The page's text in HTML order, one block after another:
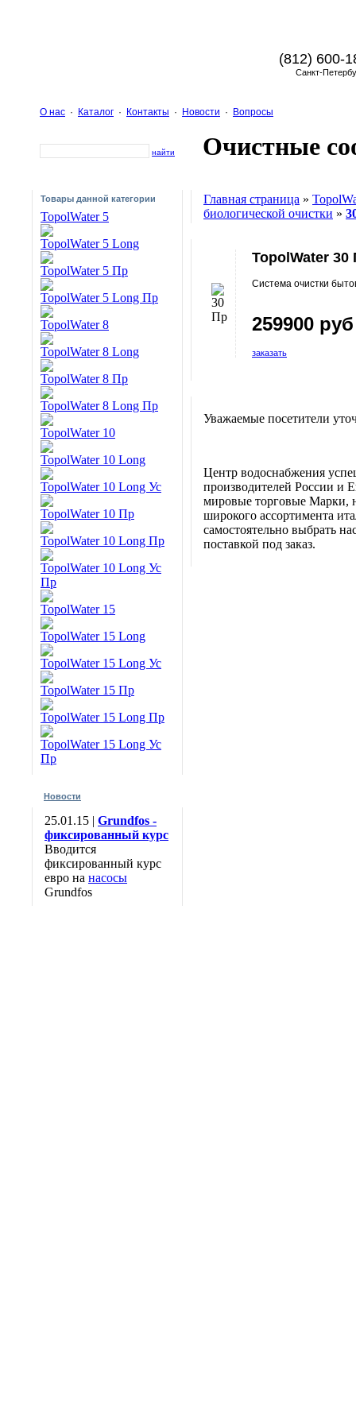
(812) 600-
Санкт-
О нас · Каталог · Контакты · Новости · Вопросы
найти Очистные
Товары данной категории
TopolWater 5
TopolWater 5 Long
TopolWater 5 Пр
TopolWater 5 Long Пр
TopolWater 8
TopolWater 8 Long
TopolWater 8 Пр
TopolWater 8 Long Пр
TopolWater 10
TopolWater 10 Long
TopolWater 10 Long Ус
TopolWater 10 Пр
TopolWater 10 Long Пр
TopolWater 10 Long Ус
Пр
TopolWater 15
TopolWater 15 Long
TopolWater 15 Long Ус
TopolWater 15 Пр
TopolWater 15 Long Пр
TopolWater 15 Long Ус
Пр
Новости
25.01.15 | Grundfos -
фиксированный курс
Вводится
фиксированный курс
евро на насосы
Grundfos
Главная страница »
биологической очистки »
TopolWater 30
Система очистки
259900 руб
заказать
Уважаемые посетители
Центр водоснабжения
производителей России и
мировые торговые Марки,
широкого ассортимента
самостоятельно выбрать
поставкой под заказ.